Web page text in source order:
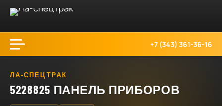
+7 (343) 361-36-16
ЛА-СПЕЦТРАК
5228825 ПАНЕЛЬ ПРИБОРОВ